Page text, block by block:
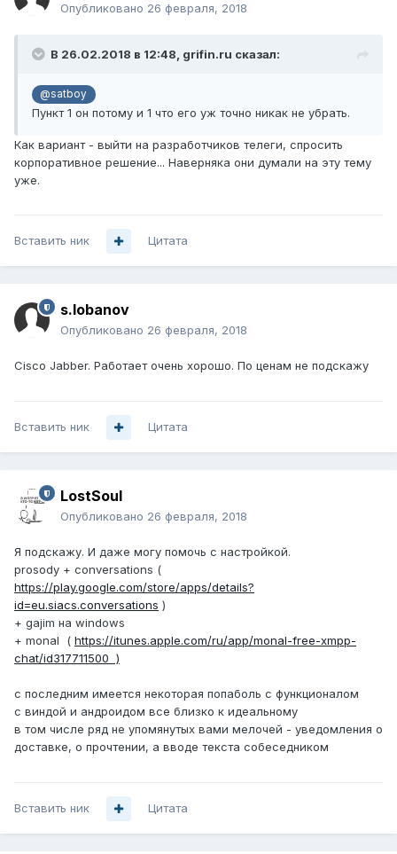
Опубликовано 26 февраля, 2018
В 26.02.2018 в 12:48, grifin.ru сказал:
@satboy
Пункт 1 он потому и 1 что его уж точно никак не убрать.
Как вариант - выйти на разработчиков телеги, спросить
корпоративное решение... Наверняка они думали на эту тему
уже.
Вставить ник Цитата
s.lobanov
Опубликовано 26 февраля, 2018
Cisco Jabber. Работает очень хорошо. По ценам не подскажу
Вставить ник Цитата
LostSoul
Опубликовано 26 февраля, 2018
Я подскажу. И даже могу помочь с настройкой.
prosody + conversations (
https://play.google.com/store/apps/details?
id=eu.siacs.conversations )
+ gajim на windows
+ monal ( https://itunes.apple.com/ru/app/monal-free-xmpp-
chat/id317711500 )
с последним имеется некоторая попаболь с функционалом
с виндой и андроидом все близко к идеальному
в том числе ряд не упомянутых вами мелочей - уведомления о
доставке, о прочтении, а вводе текста собеседником
Вставить ник Цитата